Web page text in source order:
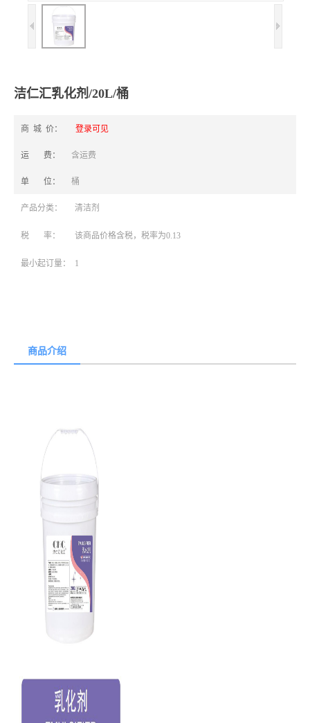
洁仁汇乳化剂/20L/桶
商 城 价： 登录可见
运 费： 含运费
单 位： 桶
产品分类： 清洁剂
税 率： 该商品价格含税，税率为0.13
最小起订量： 1
商品介绍